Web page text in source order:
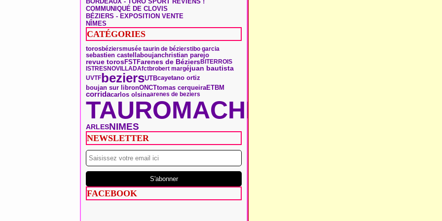
COMMUNIQUÉ DE CLOVIS
BÉZIERS - EXPOSITION VENTE
NÎMES
CATÉGORIES
torosbéziersmusée taurin de bézierstibo garcia
sebastien castellaboujanchristian parejo
revue torosFSTFarenes de BéziersBITERROIS
ISTRESNOVILLADAfctbrobert margéjuan bautista
UVTFbeziersUTBcayetano ortiz
boujan sur libronONCTtomas cerqueiraETBM
corridacarlos olsinaarenes de beziers
TAUROMACHIE
ARLESNIMES
NEWSLETTER
FACEBOOK